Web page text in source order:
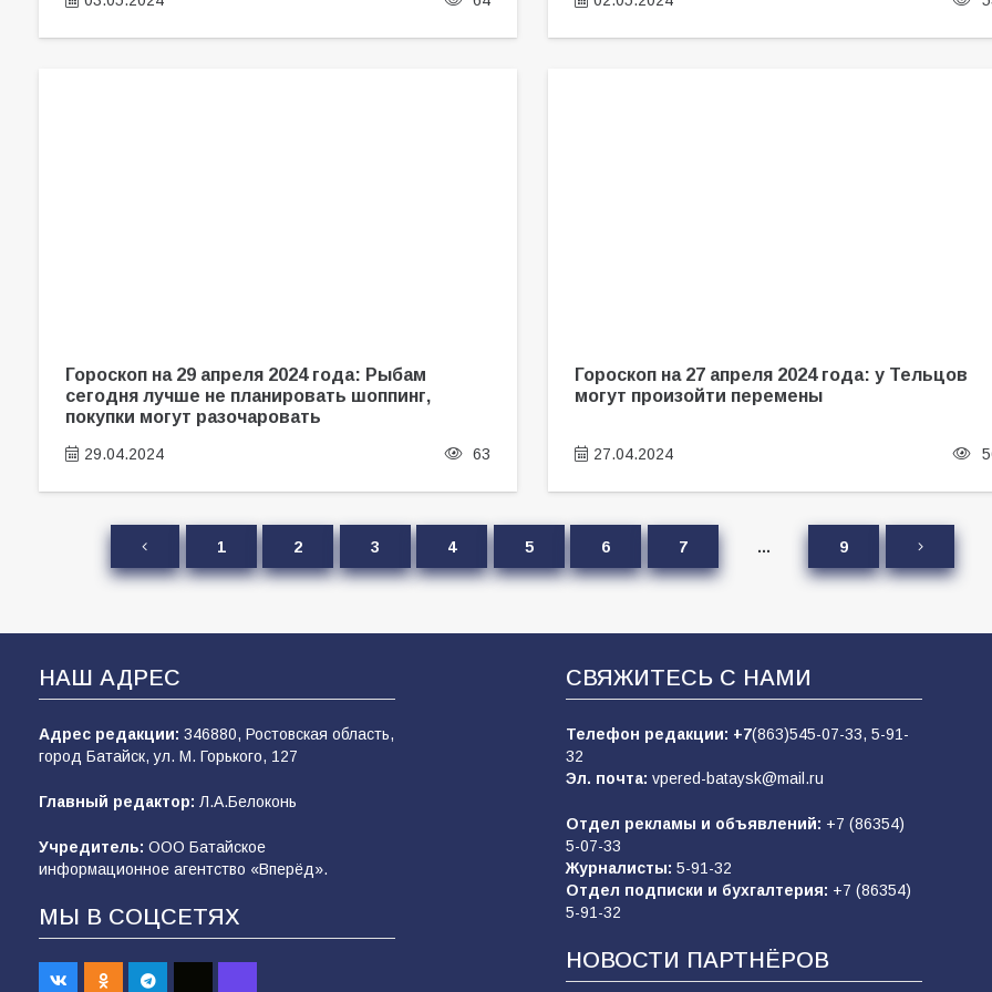
Гороскоп на 29 апреля 2024 года: Рыбам
сегодня лучше не планировать шоппинг,
покупки могут разочаровать
29.04.2024 63
Гороскоп на 27 апреля 2024 года: у Тельцов
могут произойти перемены
27.04.2024
1 2 3 4 5 6 7 … 9
НАШ АДРЕС
Адрес редакции: 346880, Ростовская область,
город Батайск, ул. М. Горького, 127
Главный редактор: Л.А.Белоконь
Учредитель: ООО Батайское
информационное агентство «Вперёд».
МЫ В СОЦСЕТЯХ
СВЯЖИТЕСЬ С НАМИ
Телефон редакции: +7(863)545-07-33, 5-91-
32
Эл. почта: vpered-bataysk@mail.ru
Отдел рекламы и объявлений: +7 (86354)
5-07-33
Журналисты: 5-91-32
Отдел подписки и бухгалтерия: +7 (86354)
5-91-32
НОВОСТИ ПАРТНЁРОВ